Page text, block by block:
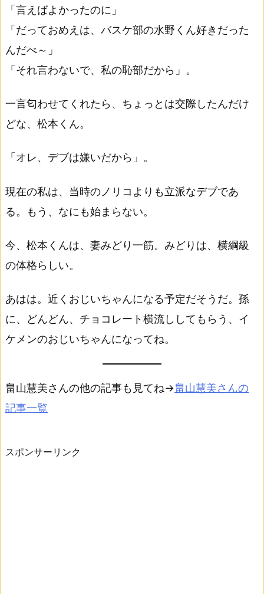
「言えばよかったのに」
「だっておめえは、バスケ部の水野くん好きだった
んだべ～」
「それ言わないで、私の恥部だから」。
一言匂わせてくれたら、ちょっとは交際したんだけ
どな、松本くん。
「オレ、デブは嫌いだから」。
現在の私は、当時のノリコよりも立派なデブであ
る。もう、なにも始まらない。
今、松本くんは、妻みどり一筋。みどりは、横綱級
の体格らしい。
あはは。近くおじいちゃんになる予定だそうだ。孫
に、どんどん、チョコレート横流ししてもらう、イ
ケメンのおじいちゃんになってね。
畠山慧美さんの他の記事も見てね→畠山慧美さんの
記事一覧
スポンサーリンク